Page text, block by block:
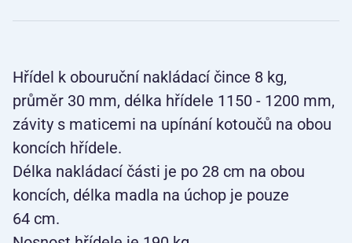
Hřídel k obouruční nakládací čince 8 kg,
průměr 30 mm, délka hřídele 1150 - 1200 mm,
závity s maticemi na upínání kotoučů na obou
koncích hřídele.
Délka nakládací části je po 28 cm na obou
koncích, délka madla na úchop je pouze
64 cm.